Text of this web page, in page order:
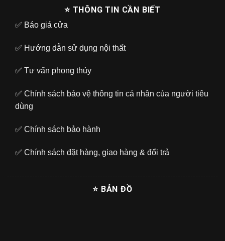
⭐ THÔNG TIN CẦN BIẾT
✅ Báo giá cửa
✅ Hướng dẫn sử dụng nội thất
✅ Tư vấn phong thủy
✅ Chính sách bảo vệ thông tin cá nhân của người tiêu
dùng
✅ Chính sách bảo hành
✅ Chính sách đặt hàng, giao hàng & đổi trả
⭐ BẢN ĐỒ